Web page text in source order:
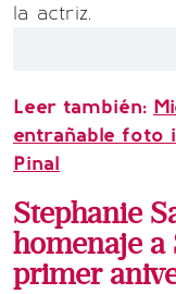
la actriz.
Leer también:
entrañable foto
Pinal
Stephanie
homenaje a
primer